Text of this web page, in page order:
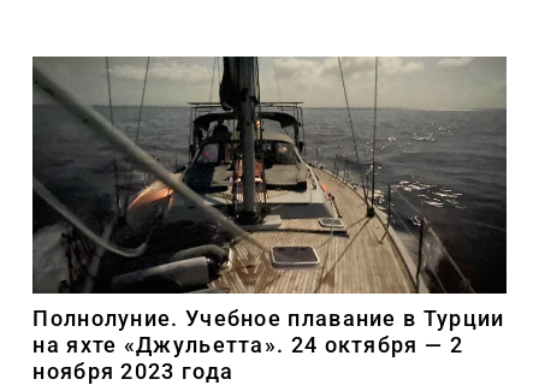
Полнолуние. Учебное плавание в Турции
на яхте «Джульетта». 24 октября — 2
ноября 2023 года